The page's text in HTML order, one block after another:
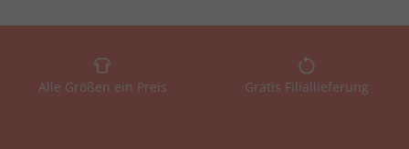
Alle Größen ein Preis Gratis Filiallieferung